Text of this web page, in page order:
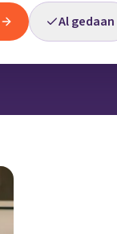
Al gedaan